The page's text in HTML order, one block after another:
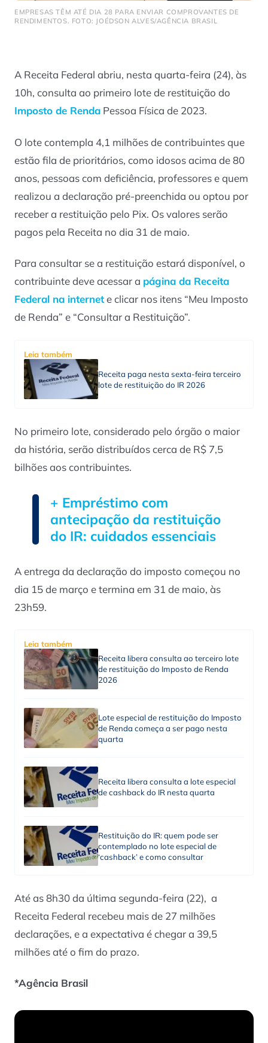
EMPRESAS TÊM ATÉ DIA 28 PARA ENVIAR COMPROVANTES DE
RENDIMENTOS. FOTO: JOÉDSON ALVES/AGÊNCIA BRASIL
A Receita Federal abriu, nesta quarta-feira (24), às
10h, consulta ao primeiro lote de restituição do
Imposto de Renda Pessoa Física de 2023.
O lote contempla 4,1 milhões de contribuintes que
estão fila de prioritários, como idosos acima de 80
anos, pessoas com deficiência, professores e quem
realizou a declaração pré-preenchida ou optou por
receber a restituição pelo Pix. Os valores serão
pagos pela Receita no dia 31 de maio.
Para consultar se a restituição estará disponível, o
contribuinte deve acessar a página da Receita
Federal na internete clicar nos itens “Meu Imposto
de Renda” e “Consultar a Restituição”.
Leia também
Receita paga nesta sexta-feira terceiro
lote de restituição do IR 2026
No primeiro lote, considerado pelo órgão o maior
da história, serão distribuídos cerca de R$ 7,5
bilhões aos contribuintes.
+ Empréstimo com
antecipação da restituição
do IR: cuidados essenciais
A entrega da declaração do imposto começou no
dia 15 de março e termina em 31 de maio, às
23h59.
Leia também
Receita libera consulta ao terceiro lote
de restituição do Imposto de Renda
2026
Lote especial de restituição do Imposto
de Renda começa a ser pago nesta
quarta
Receita libera consulta a lote especial
de cashback do IR nesta quarta
Restituição do IR: quem pode ser
contemplado no lote especial de
‘cashback’ e como consultar
Até as 8h30 da última segunda-feira (22), a
Receita Federal recebeu mais de 27 milhões
declarações, e a expectativa é chegar a 39,5
milhões até o fim do prazo.
*Agência Brasil